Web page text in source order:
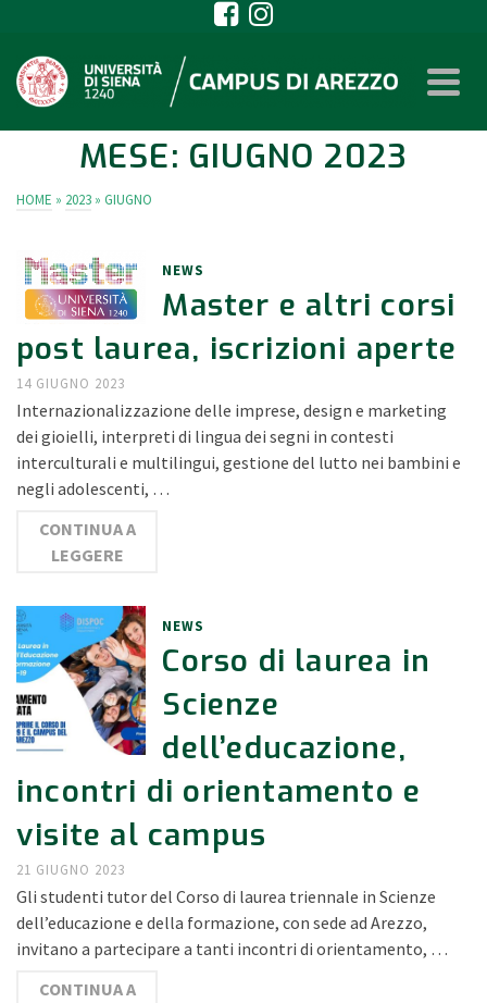
MESE: GIUGNO 2023
HOME » 2023 » GIUGNO
NEWS
Master e altri corsi
post laurea, iscrizioni aperte
14 GIUGNO 2023
Internazionalizzazione delle imprese, design e marketing
dei gioielli, interpreti di lingua dei segni in contesti
interculturali e multilingui, gestione del lutto nei bambini e
negli adolescenti, …
CONTINUA A
LEGGERE
NEWS
Corso di laurea in
Scienze
dell’educazione,
incontri di orientamento e
visite al campus
21 GIUGNO 2023
Gli studenti tutor del Corso di laurea triennale in Scienze
dell’educazione e della formazione, con sede ad Arezzo,
invitano a partecipare a tanti incontri di orientamento, …
CONTINUA A